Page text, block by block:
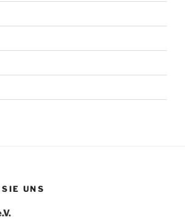
UNS